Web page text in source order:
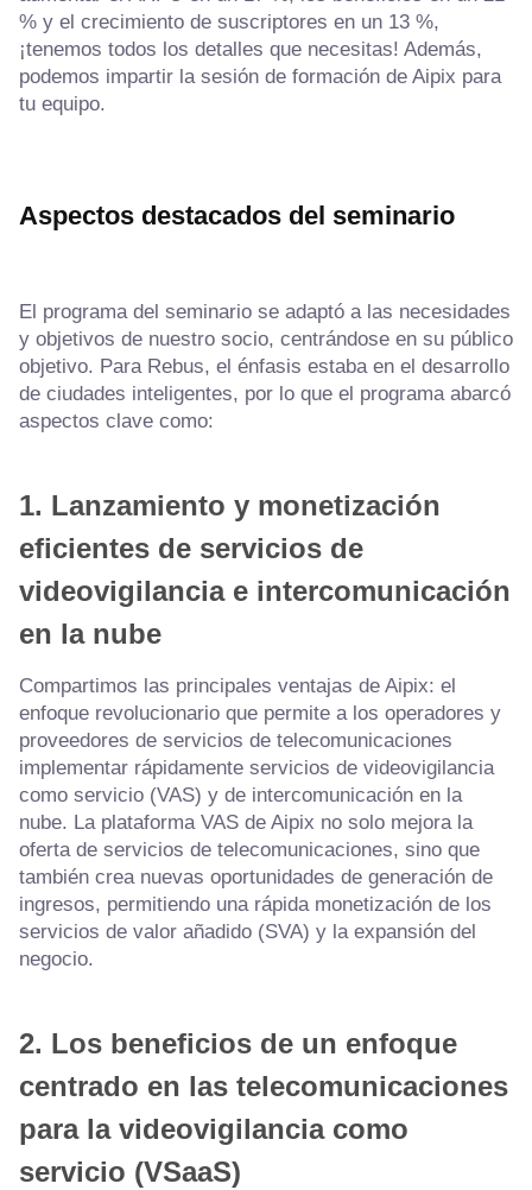
% y el crecimiento de suscriptores en un 13 %,
¡tenemos todos los detalles que necesitas! Además,
podemos impartir la sesión de formación de Aipix para
tu equipo.
Aspectos destacados del seminario
El programa del seminario se adaptó a las necesidades
y objetivos de nuestro socio, centrándose en su público
objetivo. Para Rebus, el énfasis estaba en el desarrollo
de ciudades inteligentes, por lo que el programa abarcó
aspectos clave como:
1. Lanzamiento y monetización
eficientes de servicios de
videovigilancia e intercomunicación
en la nube
Compartimos las principales ventajas de Aipix: el
enfoque revolucionario que permite a los operadores y
proveedores de servicios de telecomunicaciones
implementar rápidamente servicios de videovigilancia
como servicio (VAS) y de intercomunicación en la
nube. La plataforma VAS de Aipix no solo mejora la
oferta de servicios de telecomunicaciones, sino que
también crea nuevas oportunidades de generación de
ingresos, permitiendo una rápida monetización de los
servicios de valor añadido (SVA) y la expansión del
negocio.
2. Los beneficios de un enfoque
centrado en las telecomunicaciones
para la videovigilancia como
servicio (VSaaS)